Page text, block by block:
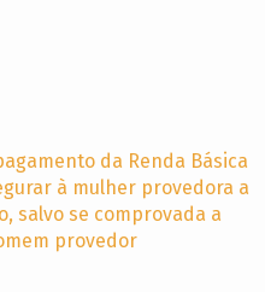
da Renda Básica
à mulher provedora a
salvo se comprovada a
provedor